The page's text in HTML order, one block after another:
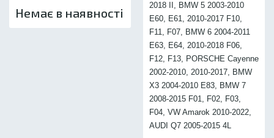
Немає в наявності
2018 II, BMW 5 2003-2010
E60, E61, 2010-2017 F10,
F11, F07, BMW 6 2004-2011
E63, E64, 2010-2018 F06,
F12, F13, PORSCHE Cayenne
2002-2010, 2010-2017, BMW
X3 2004-2010 E83, BMW 7
2008-2015 F01, F02, F03,
F04, VW Amarok 2010-2022,
AUDI Q7 2005-2015 4L